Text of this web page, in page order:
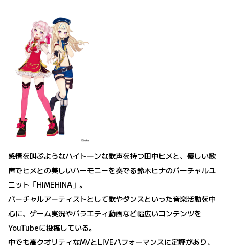
感情を叫ぶようなハイトーンな歌声を持つ田中ヒメと、優しい歌
声でヒメとの美しいハーモニーを奏でる鈴木ヒナのバーチャルユ
ニット「HIMEHINA」。
バーチャルアーティストとして歌やダンスといった音楽活動を中
心に、ゲーム実況やバラエティ動画など幅広いコンテンツを
YouTubeに投稿している。
中でも高クオリティなMVとLIVEパフォーマンスに定評があり、